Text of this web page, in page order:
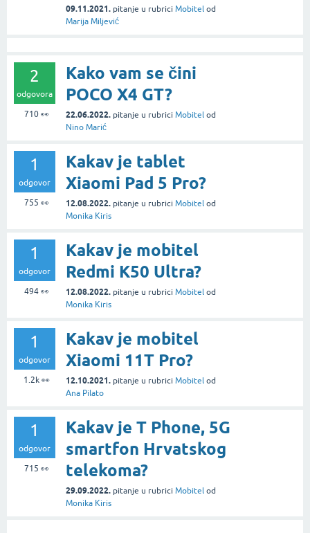
09.11.2021. pitanje u rubrici Mobitel od
Marija Miljević
2
odgovora
710👀
Kako vam se čini
POCO X4 GT?
22.06.2022. pitanje u rubrici Mobitel od
Nino Marić
1
odgovor
755 👀
Kakav je tablet
Xiaomi Pad 5 Pro?
12.08.2022. pitanje u rubrici Mobitel od
Monika Kiris
1
odgovor
494👀
Kakav je mobitel
Redmi K50 Ultra?
12.08.2022. pitanje u rubrici Mobitel od
Monika Kiris
1
odgovor
1.2k👀
Kakav je mobitel
Xiaomi 11T Pro?
12.10.2021. pitanje u rubrici Mobitel od
Ana Pilato
1
odgovor
715 👀
Kakav je T Phone, 5G
smartfon Hrvatskog
telekoma?
29.09.2022. pitanje u rubrici Mobitel od
Monika Kiris